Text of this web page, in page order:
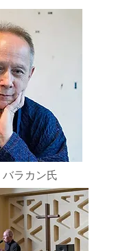
ラカン氏